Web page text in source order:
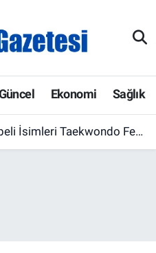
Ekonomi Sağlık
Taekwondo Federasyonu'nda Buluştu
ve Fikstür